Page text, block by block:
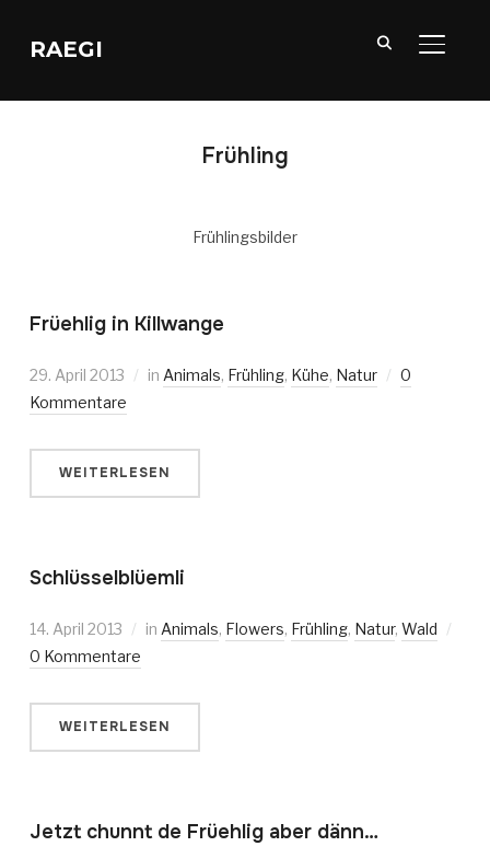
RAEGI
Frühling
Frühlingsbilder
Früehlig in Killwange
29. April 2013 in Animals, Frühling, Kühe, Natur
0
Kommentare
WEITERLESEN
Schlüsselblüemli
14. April 2013 in Animals, Flowers, Frühling, Natur, Wald
0 Kommentare
WEITERLESEN
Jetzt chunnt de Früehlig aber dänn…